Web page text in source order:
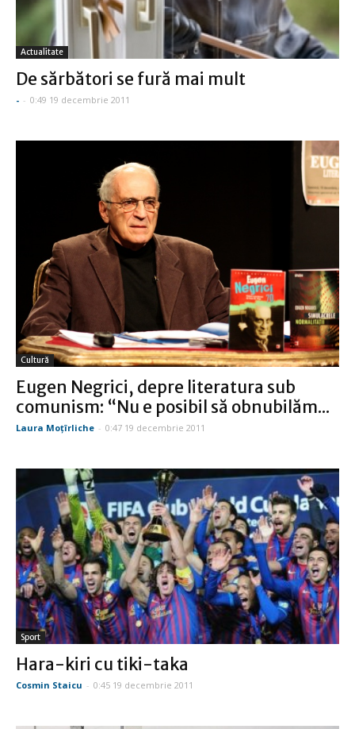
Actualitate
De sărbători se fură mai mult
- - 0:49 19 decembrie 2011
Cultură
Eugen Negrici, depre literatura sub
comunism: “Nu e posibil să obnubilăm...
Laura Moţîrliche - 0:47 19 decembrie 2011
Sport
Hara-kiri cu tiki-taka
Cosmin Staicu - 0:45 19 decembrie 2011